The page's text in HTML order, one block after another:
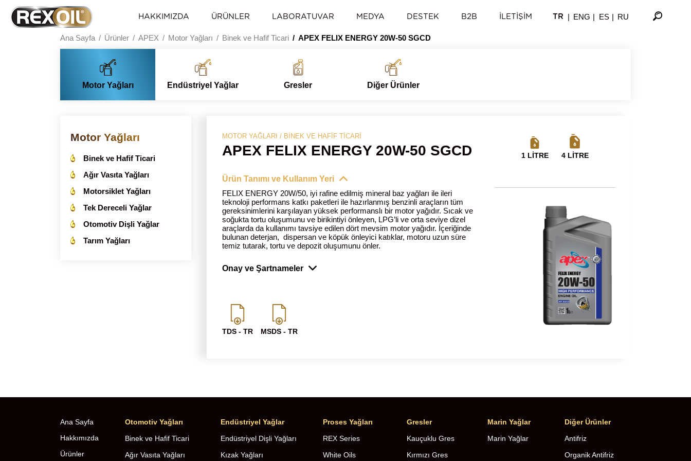
HAKKIMIZDA ÜRÜNLER LABORATUVAR MEDYA DESTEK B2B İLETIŞIM TR | ENG | ES | RU
Ana Sayfa Ürünler APEX Motor Yağları Binek ve Hafif Ticari APEX FELIX ENERGY 20W-50 SGCD
Motor Yağları Endüstriyel Yağlar Gresler Diğer Ürünler
Motor Yağları
Binek ve Hafif Ticari
Ağır Vasıta Yağları
Motorsiklet Yağları
Tek Dereceli Yağlar
Otomotiv Dişli Yağlar
Tarım Yağları
MOTOR YAĞLARI / BINEK VE HAFIF TICARI
APEX FELIX ENERGY 20W-50 SGCD
Ürün Tanımı ve Kullanım Yeri
FELIX ENERGY 20W/50, iyi rafine edilmiş mineral baz yağları ile ileri
teknoloji performans katkı paketleri ile hazırlanmış benzinli araçların tüm
gereksinimlerini karşılayan yüksek performanslı bir motor yağıdır. Sıcak ve
soğukta tortu oluşumunu ve birikintiyi önleyen, LPG’li ve orta seviye dizel
araçlarda da kullanımı tavsiye edilen dört mevsim motor yağıdır. İçeriğinde
bulunan deterjan, dispersan ve köpük önleyici katıklar, motoru uzun süre
temiz tutarak, tortu ve depozit oluşumunu önler.
Onay ve Şartnameler
TDS - TR MSDS - TR
1 LİTRE 4 LİTRE
Ana Sayfa
Hakkımızda
Ürünler
Otomotiv Yağları
Binek ve Hafif Ticari
Ağır Vasıta Yağları
Endüstriyel Yağlar
Endüstriyel Dişli Yağları
Kızak Yağları
Proses Yağları
REX Series
White Oils
Gresler
Kauçuklu Gres
Kırmızı Gres
Marin Yağlar
Marin Yağlar
Diğer Ürünler
Antifriz
Organik Antifriz